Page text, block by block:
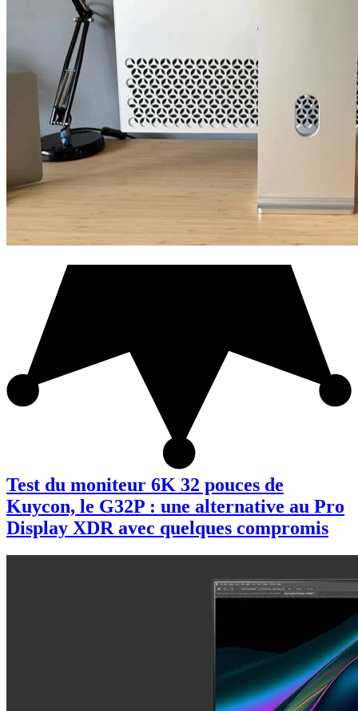
Test du moniteur 6K 32 pouces de
Kuycon, le G32P : une alternative au Pro
Display XDR avec quelques compromis